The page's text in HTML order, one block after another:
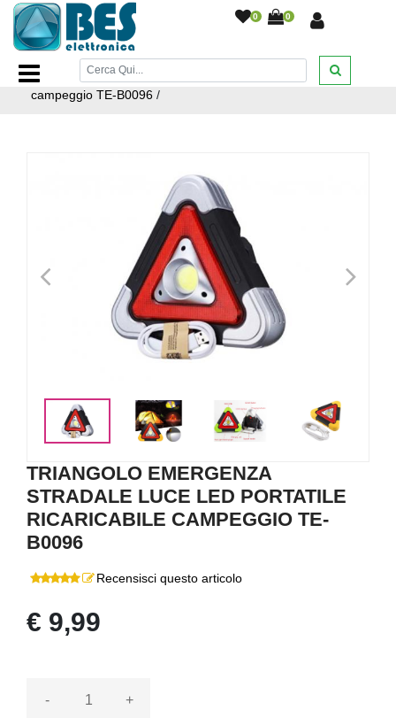
0 0
Home Page/ILLUMINAZIONE Lampade Emergenza/
Triangolo di Emergenza Luce Led Portatile ricaricabile per
campeggio TE-B0096 /
< >
TRIANGOLO EMERGENZA
STRADALE LUCE LED PORTATILE
RICARICABILE CAMPEGGIO TE-
B0096
Recensisci questo articolo
€ 9,99
- +